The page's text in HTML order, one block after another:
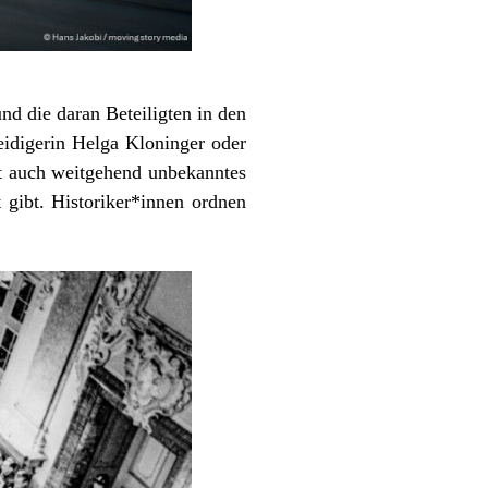
die daran Beteiligten in den
Helga Kloninger oder
weitgehend unbekanntes
gibt. Historiker*innen ordnen